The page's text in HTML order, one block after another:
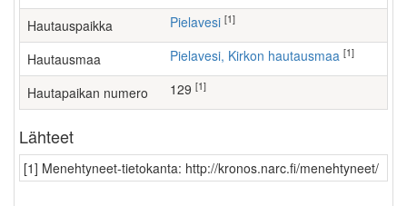
Hautauspaikka Pielavesi [1]
Hautausmaa Pielavesi, Kirkon hautausmaa [1]
Hautapaikan numero 129 [1]
Lähteet
[1] Menehtyneet-tietokanta: http://kronos.narc.fi/menehtyneet/